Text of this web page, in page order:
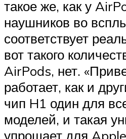
такое же, как у
наушников во
соответствует
вот такого
AirPods, нет.
работает, как и
чип H1 один для
моделей, и такая
упрощает для